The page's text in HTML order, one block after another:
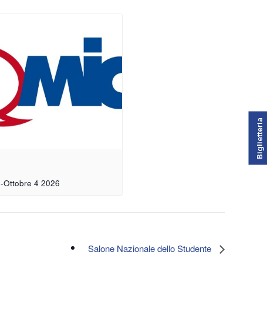
-Ottobre 4 2026
Salone Nazionale dello Studente
Biglietteria